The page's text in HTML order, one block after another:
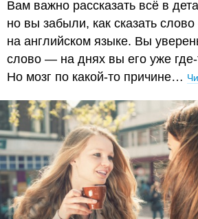
Вам важно рассказать всё в
но вы забыли, как сказать
на английском языке. Вы
слово — на днях вы его уже где-
Но мозг по какой-то причине…